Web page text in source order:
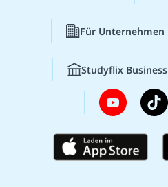
Für Unternehmen
Studyflix Business